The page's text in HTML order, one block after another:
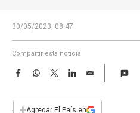
30/05/2023, 08:47
Compartir esta noticia
F
e
W
T
w
t
L
E
i
+Agregar El País en